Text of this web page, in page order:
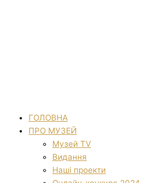
ГОЛОВНА
ПРО МУЗЕЙ
Музей TV
Видання
Наші проекти